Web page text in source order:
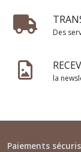
Des
la
Paiements